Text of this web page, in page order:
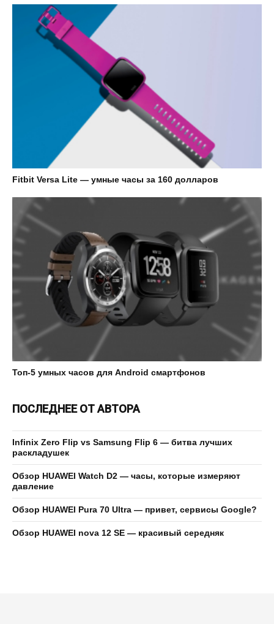
Fitbit Versa Lite — умные часы за 160 долларов
Топ-5 умных часов для Android смартфонов
ПОСЛЕДНЕЕ ОТ АВТОРА
Infinix Zero Flip vs Samsung Flip 6 — битва лучших
раскладушек
Обзор HUAWEI Watch D2 — часы, которые измеряют
давление
Обзор HUAWEI Pura 70 Ultra — привет, сервисы Google?
Обзор HUAWEI nova 12 SE — красивый середняк